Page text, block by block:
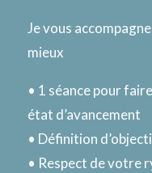
Je vous
mieux
• 1 séance pour
état d’avancement
• Définition
• Respect de votre